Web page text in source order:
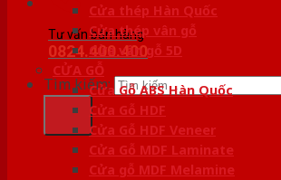
Tư vấn bán hàng
0824.400.400
Tìm kiếm:
Cửa thép Hàn Quốc
Cửa thép vân gỗ
Cửa vân gỗ 5D
CỬA GỖ
Cửa Gỗ ABS Hàn Quốc
Cửa Gỗ HDF
Cửa Gỗ HDF Veneer
Cửa Gỗ MDF Laminate
Cửa gỗ MDF Melamine